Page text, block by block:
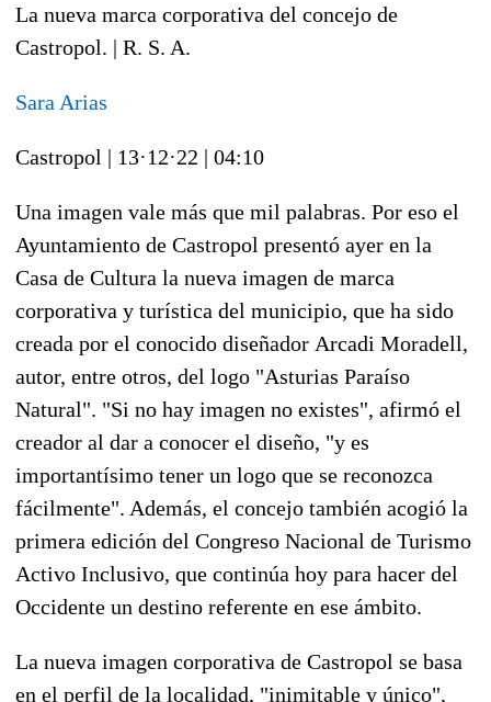
La nueva marca corporativa del concejo de
Castropol. | R. S. A.
Sara Arias
Castropol | 13·12·22 | 04:10
Una imagen vale más que mil palabras. Por eso el
Ayuntamiento de Castropol presentó ayer en la
Casa de Cultura la nueva imagen de marca
corporativa y turística del municipio, que ha sido
creada por el conocido diseñador Arcadi Moradell,
autor, entre otros, del logo "Asturias Paraíso
Natural". "Si no hay imagen no existes", afirmó el
creador al dar a conocer el diseño, "y es
importantísimo tener un logo que se reconozca
fácilmente". Además, el concejo también acogió la
primera edición del Congreso Nacional de Turismo
Activo Inclusivo, que continúa hoy para hacer del
Occidente un destino referente en ese ámbito.
La nueva imagen corporativa de Castropol se basa
en el perfil de la localidad, "inimitable y único",